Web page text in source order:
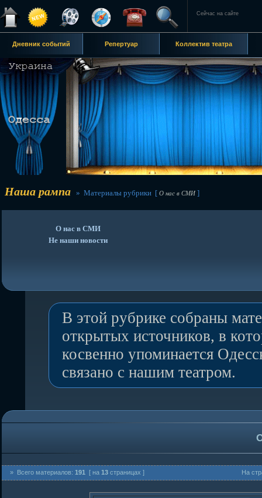
Сейчас на сайте
Дневник событий Репертуар Коллектив театра
Наша рампа » Материалы рубрики [ О нас в СМИ]
О нас в СМИ
Не наши новости
В этой рубрике собраны
открытых источников, в
косвенно упоминается
связано с нашим театром.
» Всего материалов: 191 [ на 13 страницах ] На